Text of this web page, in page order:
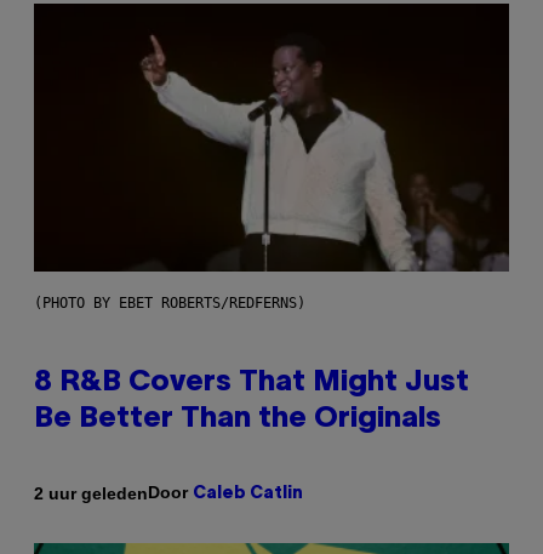
(PHOTO BY EBET ROBERTS/REDFERNS)
8 R&B Covers That Might Just
Be Better Than the Originals
2 uur geledenDoor Caleb Catlin